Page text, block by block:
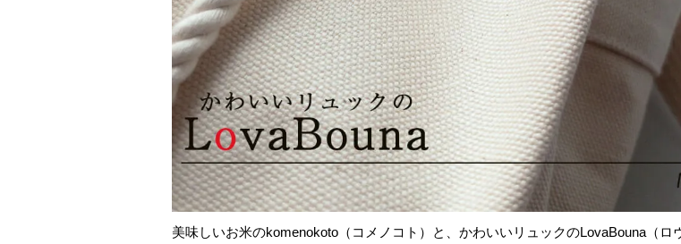
美味しいお米のkomenokoto（コメノコト）と、かわいいリュックのLovaBouna（